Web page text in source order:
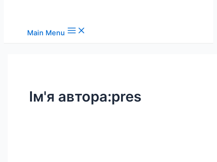
Main Menu
Ім'я автора:pres